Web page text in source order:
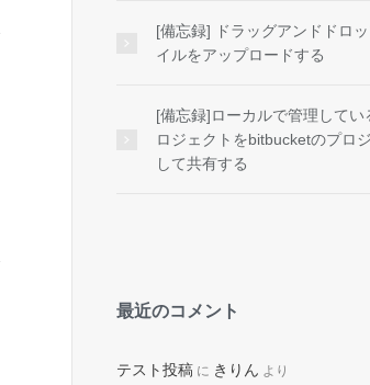
[備忘録] ドラッグアンドドロ
イルをアップロードする
[備忘録]ローカルで管理してい
ロジェクトをbitbucketのプロ
して共有する
最近のコメント
テスト投稿 に きりん より